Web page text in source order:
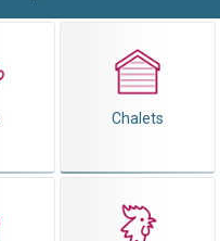
Chalets